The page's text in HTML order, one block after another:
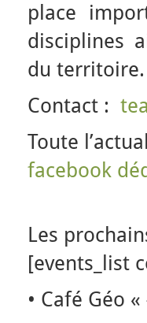
place
disciplines
du territoire.
Contact :
Toute
facebook
Les
[events_list
• Café Géo «